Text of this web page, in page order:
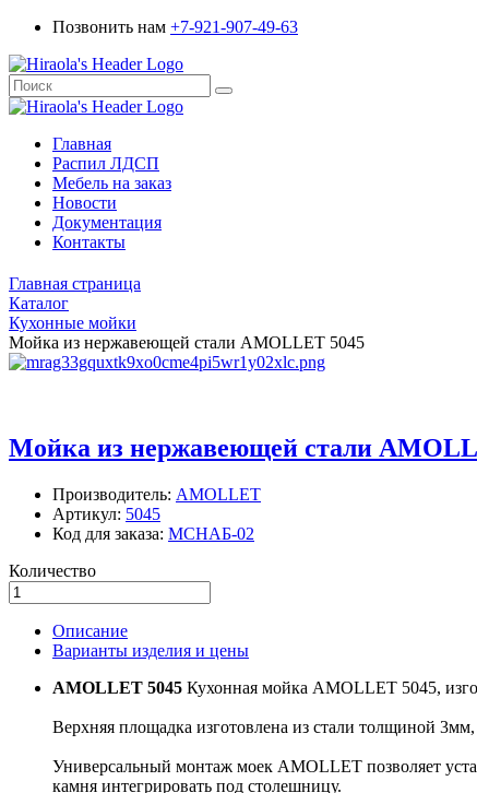
Позвонить нам +7-921-907-49-63
Главная
Распил ЛДСП
Мебель на заказ
Новости
Документация
Контакты
Главная страница
Каталог
Кухонные мойки
Мойка из нержавеющей стали AMOLLET 5045
Мойка из нержавеющей стали
Производитель: AMOLLET
Артикул: 5045
Код для заказа: МСНАБ-02
Количество
Описание
Варианты изделия и цены
AMOLLET 5045 Кухонная мойка AMOLLET 5045,
Верхняя площадка изготовлена из стали толщиной
Универсальный монтаж моек AMOLLET позволяет
камня интегрировать под столешницу.